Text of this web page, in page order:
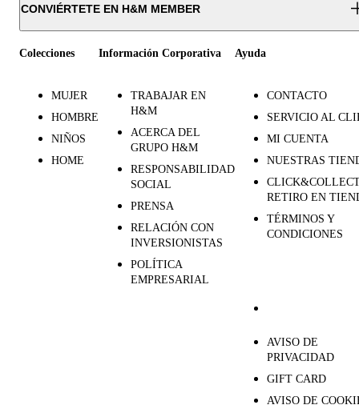
CONVIÉRTETE EN H&M MEMBER
Colecciones
MUJER
HOMBRE
NIÑOS
HOME
Información Corporativa
TRABAJAR EN
H&M
ACERCA DEL
GRUPO H&M
RESPONSABILIDAD
SOCIAL
PRENSA
RELACIÓN CON
INVERSIONISTAS
POLÍTICA
EMPRESARIAL
Ayuda
CONTACTO
SERVICIO AL
MI CUENTA
NUESTRAS
RETIRO EN
TÉRMINOS Y
CONDICIONES
AVISO DE
PRIVACIDAD
GIFT CARD
AVISO DE